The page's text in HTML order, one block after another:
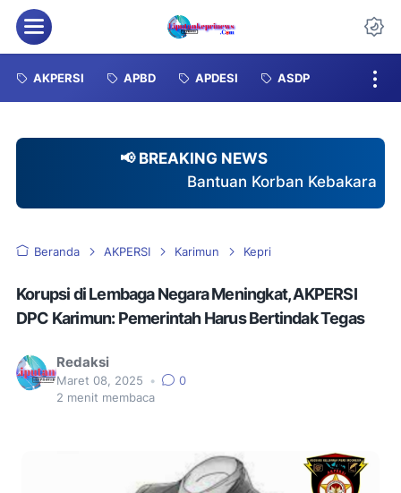
Menu
AKPERSI APBD APDESI ASDP
📢 BREAKING NEWS
Bantuan Korban Kebakaran Tuai Sorotan,
Beranda AKPERSI Karimun Kepri
Korupsi di Lembaga Negara Meningkat, AKPERSI
DPC Karimun: Pemerintah Harus Bertindak Tegas
Redaksi
Maret 08, 2025 •
0
2 menit membaca